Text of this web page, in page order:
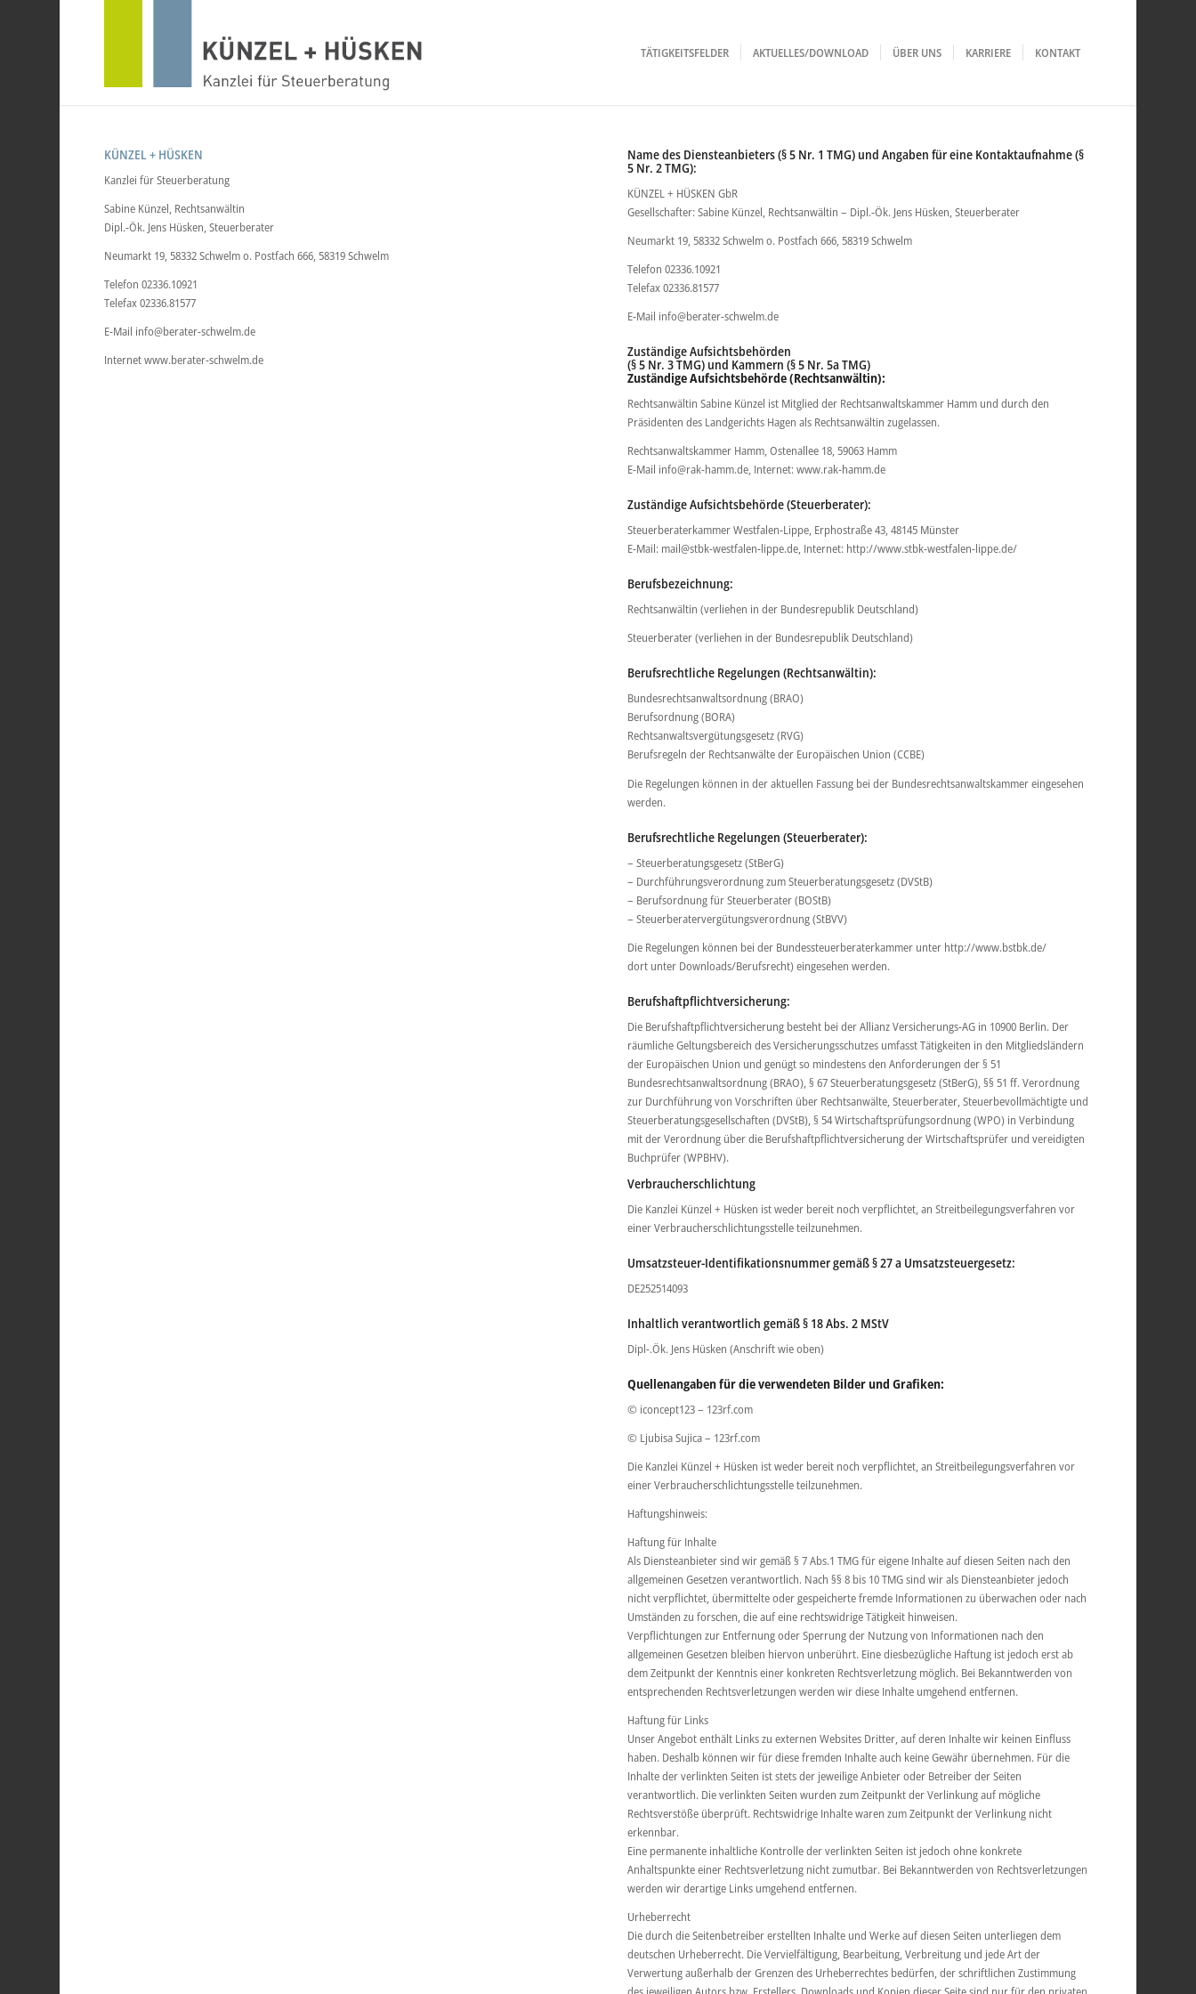
TÄTIGKEITSFELDER AKTUELLES/DOWNLOAD ÜBER UNS KARRIERE KONTAKT
KÜNZEL + HÜSKEN
Kanzlei für Steuerberatung
Sabine Künzel, Rechtsanwältin
Dipl.-Ök. Jens Hüsken, Steuerberater
Neumarkt 19, 58332 Schwelm o. Postfach 666, 58319 Schwelm
Telefon 02336.10921
Telefax 02336.81577
E-Mail info@berater-schwelm.de
Internet www.berater-schwelm.de
Name des Diensteanbieters (§ 5 Nr. 1 TMG) und Angaben für eine Kontaktaufnahme (§
5 Nr. 2 TMG):
KÜNZEL + HÜSKEN GbR
Gesellschafter: Sabine Künzel, Rechtsanwältin – Dipl.-Ök. Jens Hüsken, Steuerberater
Neumarkt 19, 58332 Schwelm o. Postfach 666, 58319 Schwelm
Telefon 02336.10921
Telefax 02336.81577
E-Mail info@berater-schwelm.de
Zuständige Aufsichtsbehörden
(§ 5 Nr. 3 TMG) und Kammern (§ 5 Nr. 5a TMG)
Zuständige Aufsichtsbehörde (Rechtsanwältin):
Rechtsanwältin Sabine Künzel ist Mitglied der Rechtsanwaltskammer Hamm und durch den
Präsidenten des Landgerichts Hagen als Rechtsanwältin zugelassen.
Rechtsanwaltskammer Hamm, Ostenallee 18, 59063 Hamm
E-Mail info@rak-hamm.de, Internet: www.rak-hamm.de
Zuständige Aufsichtsbehörde (Steuerberater):
Steuerberaterkammer Westfalen-Lippe, Erphostraße 43, 48145 Münster
E-Mail: mail@stbk-westfalen-lippe.de, Internet: http://www.stbk-westfalen-lippe.de/
Berufsbezeichnung:
Rechtsanwältin (verliehen in der Bundesrepublik Deutschland)
Steuerberater (verliehen in der Bundesrepublik Deutschland)
Berufsrechtliche Regelungen (Rechtsanwältin):
Bundesrechtsanwaltsordnung (BRAO)
Berufsordnung (BORA)
Rechtsanwaltsvergütungsgesetz (RVG)
Berufsregeln der Rechtsanwälte der Europäischen Union (CCBE)
Die Regelungen können in der aktuellen Fassung bei der Bundesrechtsanwaltskammer eingesehen
werden.
Berufsrechtliche Regelungen (Steuerberater):
– Steuerberatungsgesetz (StBerG)
– Durchführungsverordnung zum Steuerberatungsgesetz (DVStB)
– Berufsordnung für Steuerberater (BOStB)
– Steuerberatervergütungsverordnung (StBVV)
Die Regelungen können bei der Bundessteuerberaterkammer unter http://www.bstbk.de/
dort unter Downloads/Berufsrecht) eingesehen werden.
Berufshaftpflichtversicherung:
Die Berufshaftpflichtversicherung besteht bei der Allianz Versicherungs-AG in 10900 Berlin. Der
räumliche Geltungsbereich des Versicherungsschutzes umfasst Tätigkeiten in den Mitgliedsländern
der Europäischen Union und genügt so mindestens den Anforderungen der § 51
Bundesrechtsanwaltsordnung (BRAO), § 67 Steuerberatungsgesetz (StBerG), §§ 51 ff. Verordnung
zur Durchführung von Vorschriften über Rechtsanwälte, Steuerberater, Steuerbevollmächtigte und
Steuerberatungsgesellschaften (DVStB), § 54 Wirtschaftsprüfungsordnung (WPO) in Verbindung
mit der Verordnung über die Berufshaftpflichtversicherung der Wirtschaftsprüfer und vereidigten
Buchprüfer (WPBHV).
Verbraucherschlichtung
Die Kanzlei Künzel + Hüsken ist weder bereit noch verpflichtet, an Streitbeilegungsverfahren vor
einer Verbraucherschlichtungsstelle teilzunehmen.
Umsatzsteuer-Identifikationsnummer gemäß § 27 a Umsatzsteuergesetz:
DE252514093
Inhaltlich verantwortlich gemäß § 18 Abs. 2 MStV
Dipl-.Ök. Jens Hüsken (Anschrift wie oben)
Quellenangaben für die verwendeten Bilder und Grafiken:
© iconcept123 – 123rf.com
© Ljubisa Sujica – 123rf.com
Die Kanzlei Künzel + Hüsken ist weder bereit noch verpflichtet, an Streitbeilegungsverfahren vor
einer Verbraucherschlichtungsstelle teilzunehmen.
Haftungshinweis:
Haftung für Inhalte
Als Diensteanbieter sind wir gemäß § 7 Abs.1 TMG für eigene Inhalte auf diesen Seiten nach den
allgemeinen Gesetzen verantwortlich. Nach §§ 8 bis 10 TMG sind wir als Diensteanbieter jedoch
nicht verpflichtet, übermittelte oder gespeicherte fremde Informationen zu überwachen oder nach
Umständen zu forschen, die auf eine rechtswidrige Tätigkeit hinweisen.
Verpflichtungen zur Entfernung oder Sperrung der Nutzung von Informationen nach den
allgemeinen Gesetzen bleiben hiervon unberührt. Eine diesbezügliche Haftung ist jedoch erst ab
dem Zeitpunkt der Kenntnis einer konkreten Rechtsverletzung möglich. Bei Bekanntwerden von
entsprechenden Rechtsverletzungen werden wir diese Inhalte umgehend entfernen.
Haftung für Links
Unser Angebot enthält Links zu externen Websites Dritter, auf deren Inhalte wir keinen Einfluss
haben. Deshalb können wir für diese fremden Inhalte auch keine Gewähr übernehmen. Für die
Inhalte der verlinkten Seiten ist stets der jeweilige Anbieter oder Betreiber der Seiten
verantwortlich. Die verlinkten Seiten wurden zum Zeitpunkt der Verlinkung auf mögliche
Rechtsverstöße überprüft. Rechtswidrige Inhalte waren zum Zeitpunkt der Verlinkung nicht
erkennbar.
Eine permanente inhaltliche Kontrolle der verlinkten Seiten ist jedoch ohne konkrete
Anhaltspunkte einer Rechtsverletzung nicht zumutbar. Bei Bekanntwerden von Rechtsverletzungen
werden wir derartige Links umgehend entfernen.
Urheberrecht
Die durch die Seitenbetreiber erstellten Inhalte und Werke auf diesen Seiten unterliegen dem
deutschen Urheberrecht. Die Vervielfältigung, Bearbeitung, Verbreitung und jede Art der
Verwertung außerhalb der Grenzen des Urheberrechtes bedürfen, der schriftlichen Zustimmung